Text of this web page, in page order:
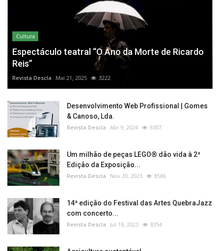
Cultura
Espectáculo teatral “O Ano da Morte de Ricardo
Reis”
Revista Descla Mai 21, 2025 3222
Desenvolvimento Web Profissional | Gomes
& Canoso, Lda.
Revista Descla Abr 9, 2024 6307
Um milhão de peças LEGO® dão vida à 2ª
Edição da Exposição...
Revista Descla Nov 20, 2023 8586
14ª edição do Festival das Artes QuebraJazz
com concerto...
Revista Descla Jul 18, 2023 8354